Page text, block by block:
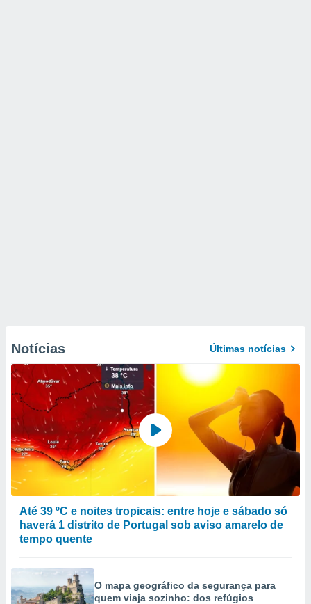
Notícias Últimas notícias
Até 39 ºC e noites tropicais: entre hoje e sábado só
haverá 1 distrito de Portugal sob aviso amarelo de
tempo quente
O mapa geográfico da segurança para
quem viaja sozinho: dos refúgios